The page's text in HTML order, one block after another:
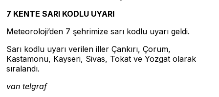
7 KENTE SARI KODLU UYARI
Meteoroloji’den 7 şehrimize sarı kodlu uyarı geldi.
Sarı kodlu uyarı verilen iller Çankırı, Çorum,
Kastamonu, Kayseri, Sivas, Tokat ve Yozgat olarak
sıralandı.
van telgraf